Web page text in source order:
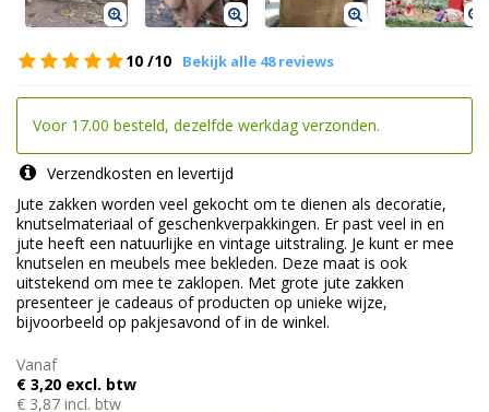
10 /10 Bekijk alle 48 reviews
Voor 17.00 besteld, dezelfde werkdag verzonden.
Verzendkosten en levertijd
Jute zakken worden veel gekocht om te dienen als decoratie,
knutselmateriaal of geschenkverpakkingen. Er past veel in en
jute heeft een natuurlijke en vintage uitstraling. Je kunt er mee
knutselen en meubels mee bekleden. Deze maat is ook
uitstekend om mee te zaklopen. Met grote jute zakken
presenteer je cadeaus of producten op unieke wijze,
bijvoorbeeld op pakjesavond of in de winkel.
Vanaf
€ 3,20 excl. btw
€ 3,87 incl. btw